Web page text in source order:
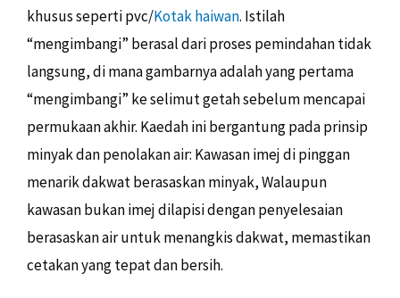
khusus seperti pvc/Kotak haiwan. Istilah
“mengimbangi” berasal dari proses pemindahan tidak
langsung, di mana gambarnya adalah yang pertama
“mengimbangi” ke selimut getah sebelum mencapai
permukaan akhir. Kaedah ini bergantung pada prinsip
minyak dan penolakan air: Kawasan imej di pinggan
menarik dakwat berasaskan minyak, Walaupun
kawasan bukan imej dilapisi dengan penyelesaian
berasaskan air untuk menangkis dakwat, memastikan
cetakan yang tepat dan bersih.